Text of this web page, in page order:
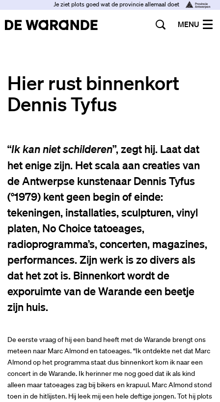
Je ziet plots goed wat de provincie allemaal doet
MENU
Hier rust binnenkort
Dennis Tyfus
“Ik kan niet schilderen”, zegt hij. Laat dat
het enige zijn. Het scala aan creaties van
de Antwerpse kunstenaar Dennis Tyfus
(°1979) kent geen begin of einde:
tekeningen, installaties, sculpturen, vinyl
platen, No Choice tatoeages,
radioprogramma’s, concerten, magazines,
performances. Zijn werk is zo divers als
dat het zot is. Binnenkort wordt de
exporuimte van de Warande een beetje
zijn huis.
De eerste vraag of hij een band heeft met de Warande brengt ons
meteen naar Marc Almond en tatoeages. “Ik ontdekte net dat Marc
Almond op het programma staat dus binnenkort kom ik naar een
concert in de Warande. Ik herinner me nog goed dat ik als kind
alleen maar tatoeages zag bij bikers en krapuul. Marc Almond stond
toen in de hitlijsten. Hij leek mij een hele deftige jongen. Tot hij plots